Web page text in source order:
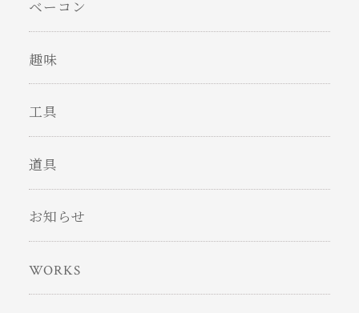
ベーコン
趣味
工具
道具
お知らせ
WORKS